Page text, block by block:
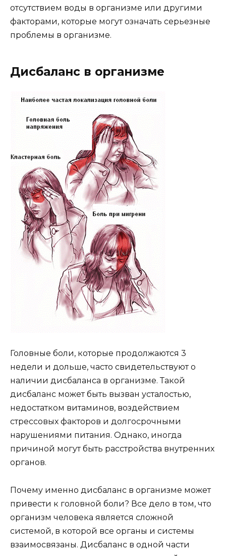
отсутствием воды в организме или другими
факторами, которые могут означать серьезные
проблемы в организме.
Дисбаланс в организме
Головные боли, которые продолжаются 3
недели и дольше, часто свидетельствуют о
наличии дисбаланса в организме. Такой
дисбаланс может быть вызван усталостью,
недостатком витаминов, воздействием
стрессовых факторов и долгосрочными
нарушениями питания. Однако, иногда
причиной могут быть расстройства внутренних
органов.
Почему именно дисбаланс в организме может
привести к головной боли? Все дело в том, что
организм человека является сложной
системой, в которой все органы и системы
взаимосвязаны. Дисбаланс в одной части